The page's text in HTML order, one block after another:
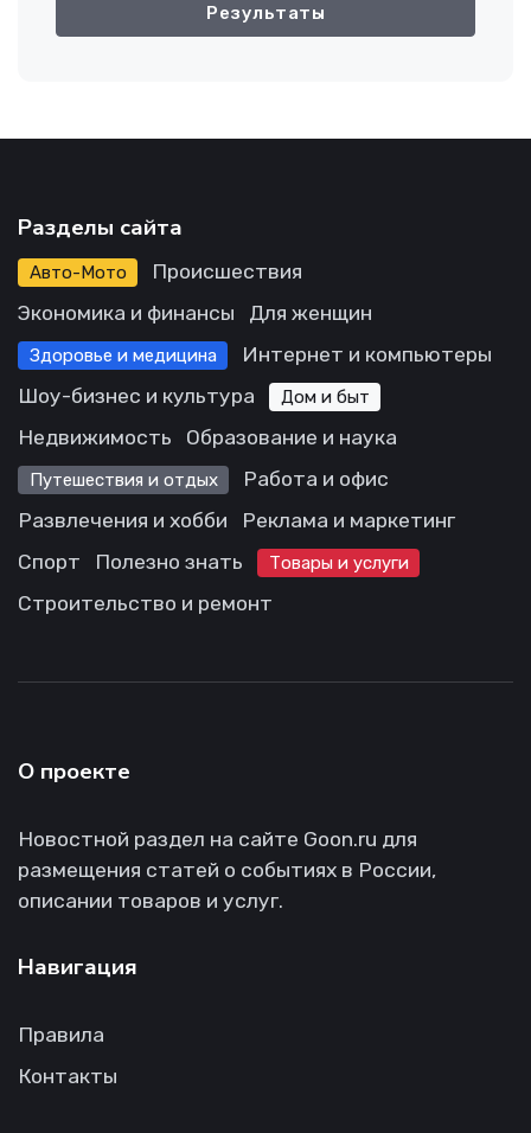
Результаты
Разделы сайта
Авто-Мото
Происшествия
Экономика и финансы
Для женщин
Здоровье и медицина
Интернет и компьютеры
Шоу-бизнес и культура
Дом и быт
Недвижимость Образование и наука
Путешествия и отдых
Работа и офис
Развлечения и хобби
Реклама и маркетинг
Спорт
Полезно знать Товары и услуги
Строительство и ремонт
О проекте
Новостной раздел на сайте Goon.ru для
размещения статей о событиях в России,
описании товаров и услуг.
Навигация
Правила
Контакты